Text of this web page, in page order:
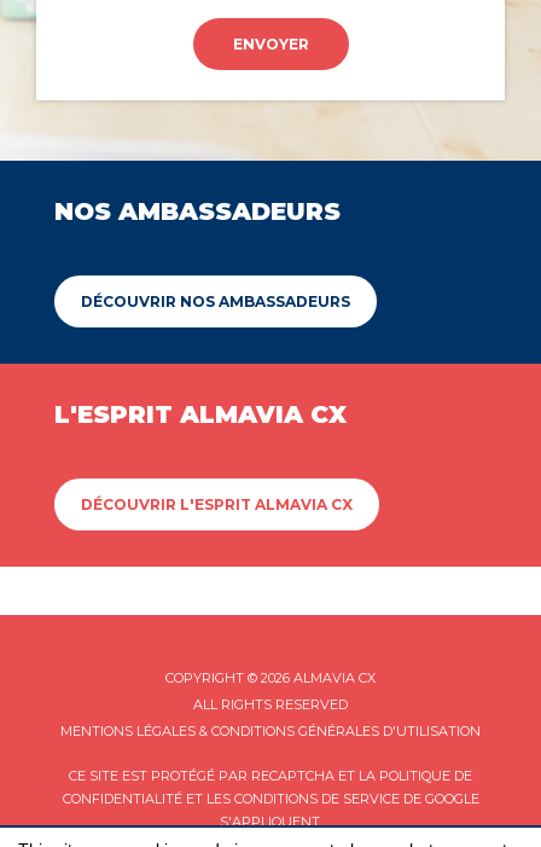
ENVOYER
NOS AMBASSADEURS
DÉCOUVRIR NOS AMBASSADEURS
L'ESPRIT ALMAVIA CX
DÉCOUVRIR L'ESPRIT ALMAVIA CX
COPYRIGHT © 2026 ALMAVIA CX
ALL RIGHTS RESERVED
MENTIONS LÉGALES & CONDITIONS GÉNÉRALES D'UTILISATION
CE SITE EST PROTÉGÉ PAR RECAPTCHA ET LA POLITIQUE DE
CONFIDENTIALITÉET LES CONDITIONS DE SERVICEDE GOOGLE
S'APPLIQUENT.